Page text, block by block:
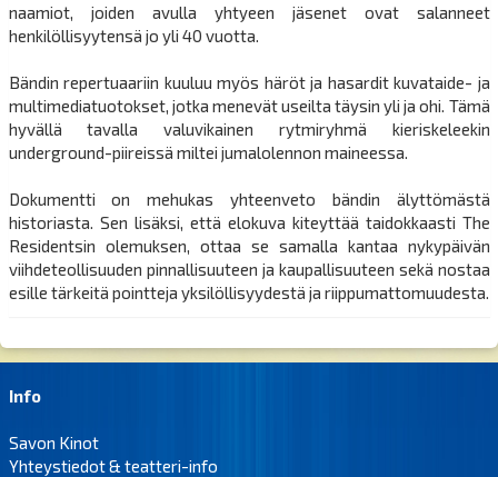
naamiot, joiden avulla yhtyeen jäsenet ovat salanneet
henkilöllisyytensä jo yli 40 vuotta.
Bändin repertuaariin kuuluu myös häröt ja hasardit kuvataide- ja
multimediatuotokset, jotka menevät useilta täysin yli ja ohi. Tämä
hyvällä tavalla valuvikainen rytmiryhmä kieriskeleekin
underground-piireissä miltei jumalolennon maineessa.
Dokumentti on mehukas yhteenveto bändin älyttömästä
historiasta. Sen lisäksi, että elokuva kiteyttää taidokkaasti The
Residentsin olemuksen, ottaa se samalla kantaa nykypäivän
viihdeteollisuuden pinnallisuuteen ja kaupallisuuteen sekä nostaa
esille tärkeitä pointteja yksilöllisyydestä ja riippumattomuudesta.
Info
Savon Kinot
Yhteystiedot & teatteri-info